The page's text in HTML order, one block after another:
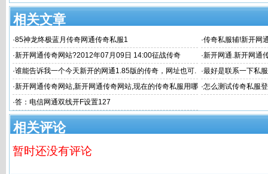
相关文章
·85神龙终极蓝月传奇网通传奇私服1 ·传奇私服辅!新开网
传奇私
·新开网通传奇网站?2012年07月09日 14:00征战传奇 ·新开网通.新开网通
典藏
·谁能告诉我一个今天新开的网通1.85版的传奇，网址也可.
新开网通传奇网
·最好是联系一下私
·新开网通传奇网站,新开网通传奇网站,现在的传奇私服用哪
个版本才能登入
·怎么测试传奇私服
·答：电信网通双线开F设置127
相关评论
暂时还没有评论